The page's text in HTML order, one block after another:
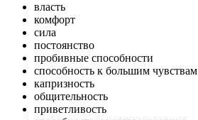
власть
комфорт
сила
постоянство
пробивные способности
способность к большим чувствам
капризность
общительность
приветливость